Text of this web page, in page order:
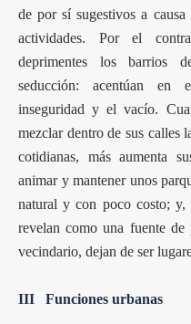
de por sí sugestivos a
actividades. Por el
deprimentes los barrios
seducción: acentúan en
inseguridad y el vacío.
mezclar dentro de sus calles
cotidianas, más aumenta
animar y mantener unos
natural y con poco costo; y,
revelan como una fuente
vecindario, dejan de ser
III Funciones urbanas